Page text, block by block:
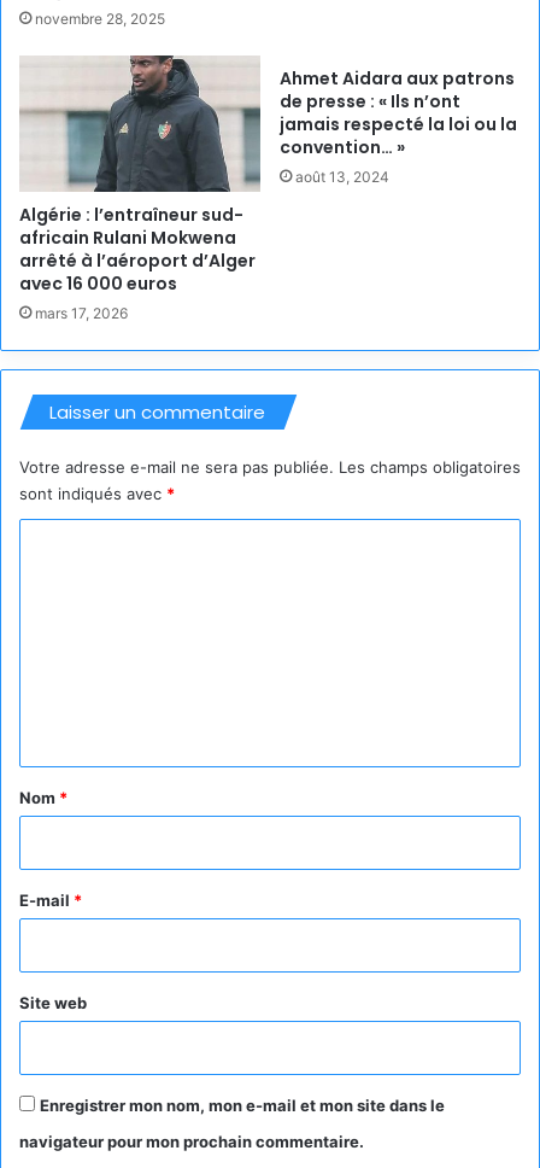
novembre 28, 2025
Algérie : l’entraîneur sud-
africain Rulani Mokwena
arrêté à l’aéroport d’Alger
avec 16 000 euros
mars 17, 2026
Ahmet Aidara aux patrons
de presse : « Ils n’ont
jamais respecté la loi ou la
convention… »
août 13, 2024
Laisser un commentaire
Votre adresse e-mail ne sera pas publiée. Les champs obligatoires
sont indiqués avec *
a
e
Nom *
E-mail *
Site web
Enregistrer mon nom, mon e-mail et mon site dans le
navigateur pour mon prochain commentaire.